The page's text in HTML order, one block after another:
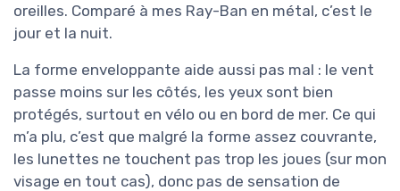
oreilles. Comparé à mes Ray-Ban en métal, c’est le
jour et la nuit.
La forme enveloppante aide aussi pas mal : le vent
passe moins sur les côtés, les yeux sont bien
protégés, surtout en vélo ou en bord de mer. Ce qui
m’a plu, c’est que malgré la forme assez couvrante,
les lunettes ne touchent pas trop les joues (sur mon
visage en tout cas), donc pas de sensation de